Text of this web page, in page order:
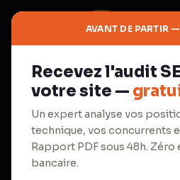
AVANT DE PARTIR
Recevez l'audit
votre site —
Un expert analyse vos
technique, vos concurrents
Rapport PDF sous 48h.
bancaire.
📌 Prix